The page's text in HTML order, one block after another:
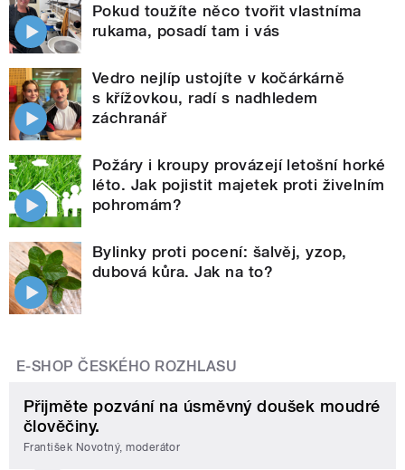
Pokud toužíte něco tvořit vlastníma
rukama, posadí tam i vás
Vedro nejlíp ustojíte v kočárkárně
s křížovkou, radí s nadhledem
záchranář
Požáry i kroupy provázejí letošní horké
léto. Jak pojistit majetek proti živelním
pohromám?
Bylinky proti pocení: šalvěj, yzop,
dubová kůra. Jak na to?
E-SHOP ČESKÉHO ROZHLASU
Přijměte pozvání na úsměvný doušek moudré
člověčiny.
František Novotný, moderátor